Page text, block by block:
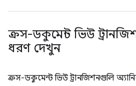
ক্রস-ডকুমেন্ট ভিউ
ধরণ দেখুন
ক্রস-ডকুমেন্ট ভিউ ট্রানজিশনগুলি